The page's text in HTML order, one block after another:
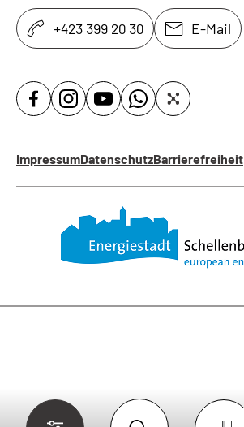
+423 399 20 30 E-Mail
ImpressumDatenschutzBarrierefreiheit